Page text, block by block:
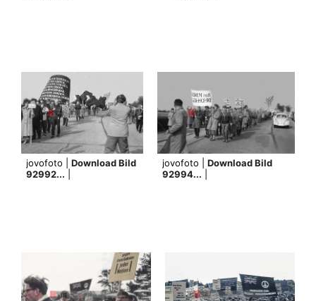
jovofoto | Download Bild
92992...
jovofoto | Download Bild
92994...